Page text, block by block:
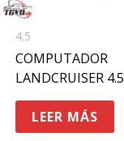
4.5
COMPUTADOR
LANDCRUISER 4.5
LEER MÁS